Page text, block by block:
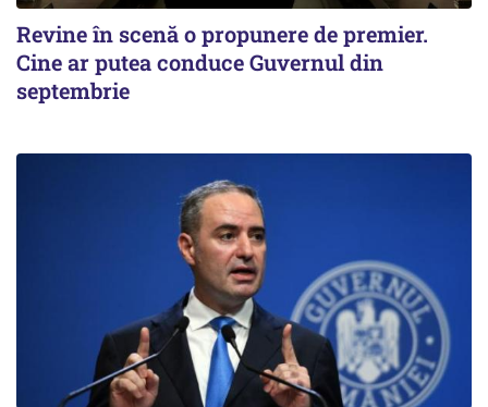
Revine în scenă o propunere de premier.
Cine ar putea conduce Guvernul din
septembrie